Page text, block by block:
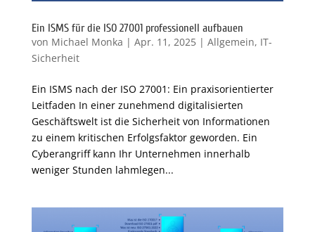
Ein ISMS für die ISO 27001 professionell aufbauen
von Michael Monka | Apr. 11, 2025| Allgemein, IT-
Sicherheit
Ein ISMS nach der ISO 27001: Ein praxisorientierter
Leitfaden In einer zunehmend digitalisierten
Geschäftswelt ist die Sicherheit von Informationen
zu einem kritischen Erfolgsfaktor geworden. Ein
Cyberangriff kann Ihr Unternehmen innerhalb
weniger Stunden lahmlegen...